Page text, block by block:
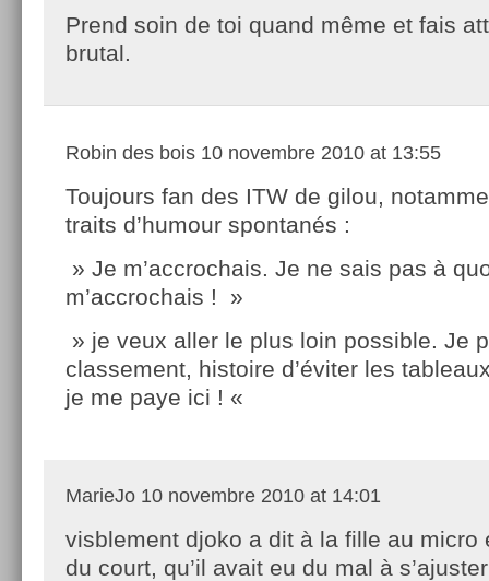
Prend soin de toi quand même et fais
brutal.
Robin des bois 10 novembre 2010 at 13:55
Toujours fan des ITW de gilou,
traits d’humour spontanés :
» Je m’accrochais. Je ne sais pas à
m’accrochais ! »
» je veux aller le plus loin possible. Je
classement, histoire d’éviter les
je me paye ici ! «
MarieJo 10 novembre 2010 at 14:01
visblement djoko a dit à la fille au micro
du court, qu’il avait eu du mal à